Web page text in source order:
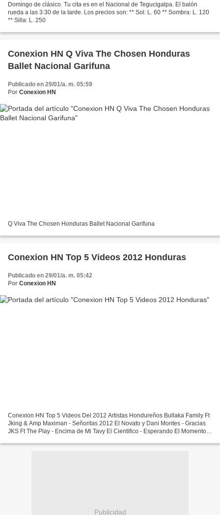
Domingo de clásico. Tu cita es en el Nacional de Tegucigalpa. El balón
rueda a las 3:30 de la tarde. Los precios son: ** Sol: L. 60 ** Sombra: L. 120
** Silla: L. 250
Conexion HN Q Viva The Chosen Honduras
Ballet Nacional Garifuna
Publicado en 29/01/a. m. 05:59
Por Conexion HN
Q Viva The Chosen Honduras Ballet Nacional Garifuna
Conexion HN Top 5 Videos 2012 Honduras
Publicado en 29/01/a. m. 05:42
Por Conexion HN
Conexion HN Top 5 Videos Del 2012 Artistas Hondureños Bullaka Family Ft
Jking & Amp Maximan - Señoritas 2012 El Novato y Dani Montes - Gracias
JKS Ft The Play - Encima de Mi Tavy El Cientifico - Esperando El Momento
Publicidad